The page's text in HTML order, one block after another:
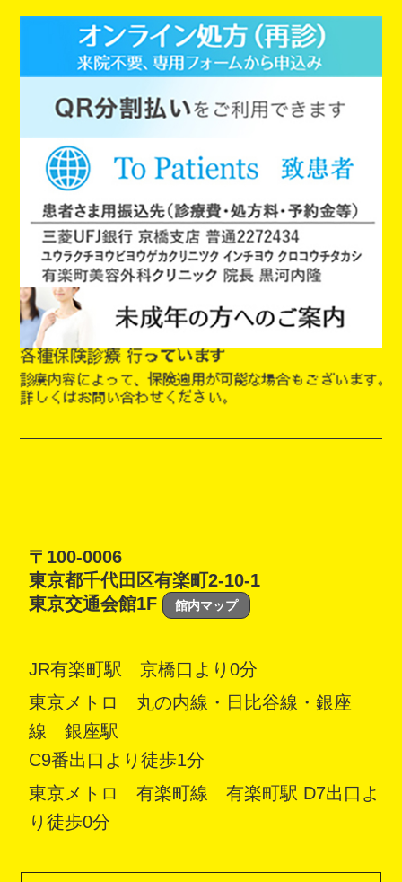
〒100-0006
東京都千代田区有楽町2-10-1
東京交通会館1F
館内マップ
JR有楽町駅 京橋口より0分
東京メトロ 丸の内線・日比谷線・銀座
線 銀座駅
C9番出口より徒歩1分
東京メトロ 有楽町線 有楽町駅 D7出口よ
り徒歩0分